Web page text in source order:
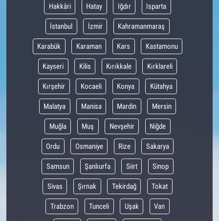
Hakkâri Hatay Iğdır Isparta
İstanbul İzmir Kahramanmaraş
Karabük Karaman Kars Kastamonu
Kayseri Kilis Kırıkkale Kırklareli
Kırşehir Kocaeli Konya Kütahya
Malatya Manisa Mardin Mersin
Muğla Muş Nevşehir Niğde
Ordu Osmaniye Rize Sakarya
Samsun Şanlıurfa Siirt Sinop
Sivas Şırnak Tekirdağ Tokat
Trabzon Tunceli Uşak Van